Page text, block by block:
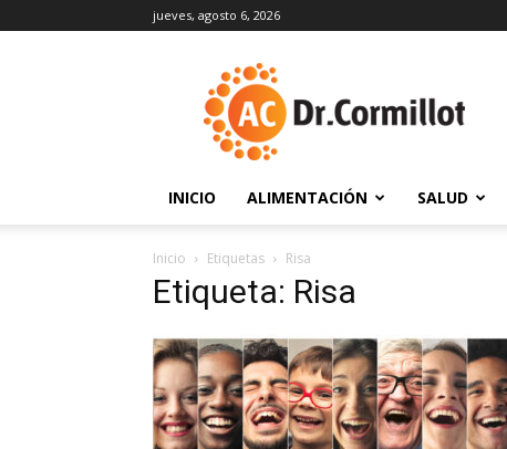
jueves, agosto 6, 2026
INICIO ALIMENTACIÓN SALUD
Inicio Etiquetas Risa
Etiqueta: Risa